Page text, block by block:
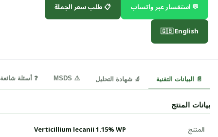
💬 استفسار عبر واتساب
📋 طلب سعر الجملة
🇬🇧 English
📄 البيانات التقنية 🔬 شهادة التحليل ⚠️ MSDS ❓ أسئلة شائعة
بيانات المنتج
المنتج
Verticillium lecanii 1.15% WP